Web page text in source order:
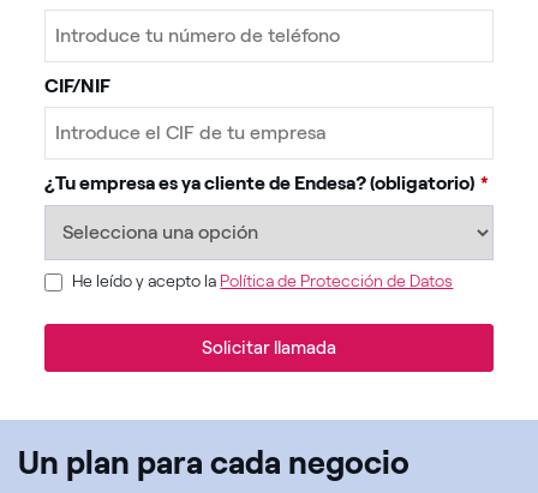
CIF/NIF
¿Tu empresa es ya cliente de Endesa? (obligatorio) *
He leído y acepto la Política de Protección de Datos
Solicitar llamada
Un plan para cada negocio